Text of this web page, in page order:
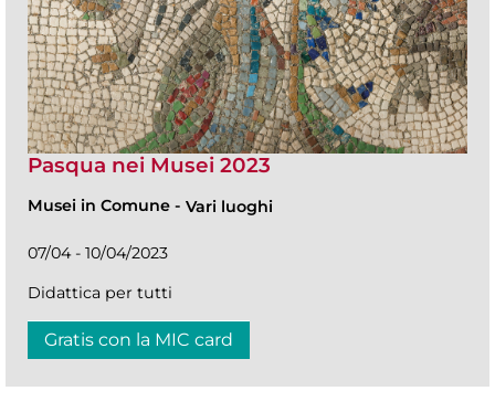
Pasqua nei Musei 2023
Musei in Comune - Vari luoghi
07/04 - 10/04/2023
Didattica per tutti
Gratis con la MIC card